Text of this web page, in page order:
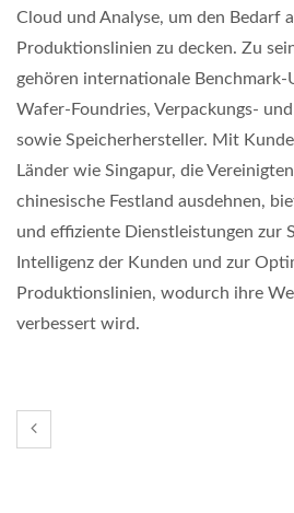
Cloud und Analyse, um den Bedarf
Produktionslinien zu decken. Zu
gehören internationale
Wafer-Foundries, Verpackungs-
sowie Speicherhersteller. Mit
Länder wie Singapur, die
chinesische Festland ausdehnen,
und effiziente Dienstleistungen zur
Intelligenz der Kunden und zur
Produktionslinien, wodurch ihre
verbessert wird.